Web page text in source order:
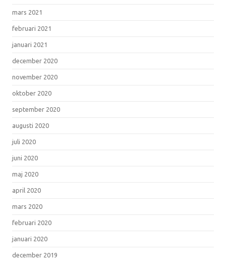
mars 2021
februari 2021
januari 2021
december 2020
november 2020
oktober 2020
september 2020
augusti 2020
juli 2020
juni 2020
maj 2020
april 2020
mars 2020
februari 2020
januari 2020
december 2019